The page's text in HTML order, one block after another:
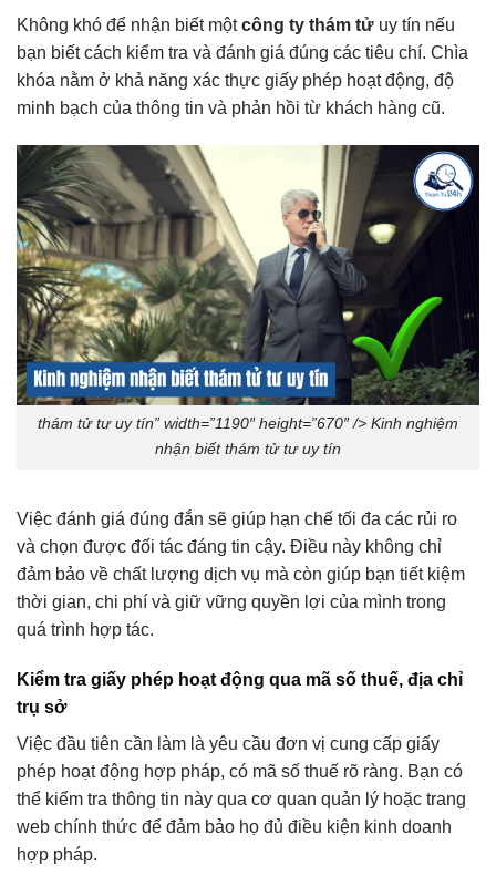
Không khó để nhận biết mộtcông ty thám tử uy tín nếu
bạn biết cách kiểm tra và đánh giá đúng các tiêu chí. Chìa
khóa nằm ở khả năng xác thực giấy phép hoạt động, độ
minh bạch của thông tin và phản hồi từ khách hàng cũ.
thám tử tư uy tín” width=”1190″ height=”670″ /> Kinh nghiệm
nhận biết thám tử tư uy tín
Việc đánh giá đúng đắn sẽ giúp hạn chế tối đa các rủi ro
và chọn được đối tác đáng tin cậy. Điều này không chỉ
đảm bảo về chất lượng dịch vụ mà còn giúp bạn tiết kiệm
thời gian, chi phí và giữ vững quyền lợi của mình trong
quá trình hợp tác.
Kiểm tra giấy phép hoạt động qua mã số thuế, địa chỉ
trụ sở
Việc đầu tiên cần làm là yêu cầu đơn vị cung cấp giấy
phép hoạt động hợp pháp, có mã số thuế rõ ràng. Bạn có
thể kiểm tra thông tin này qua cơ quan quản lý hoặc trang
web chính thức để đảm bảo họ đủ điều kiện kinh doanh
hợp pháp.